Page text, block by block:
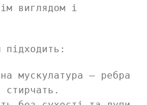
виглядом і
мускулатура — ребра
стирчать.